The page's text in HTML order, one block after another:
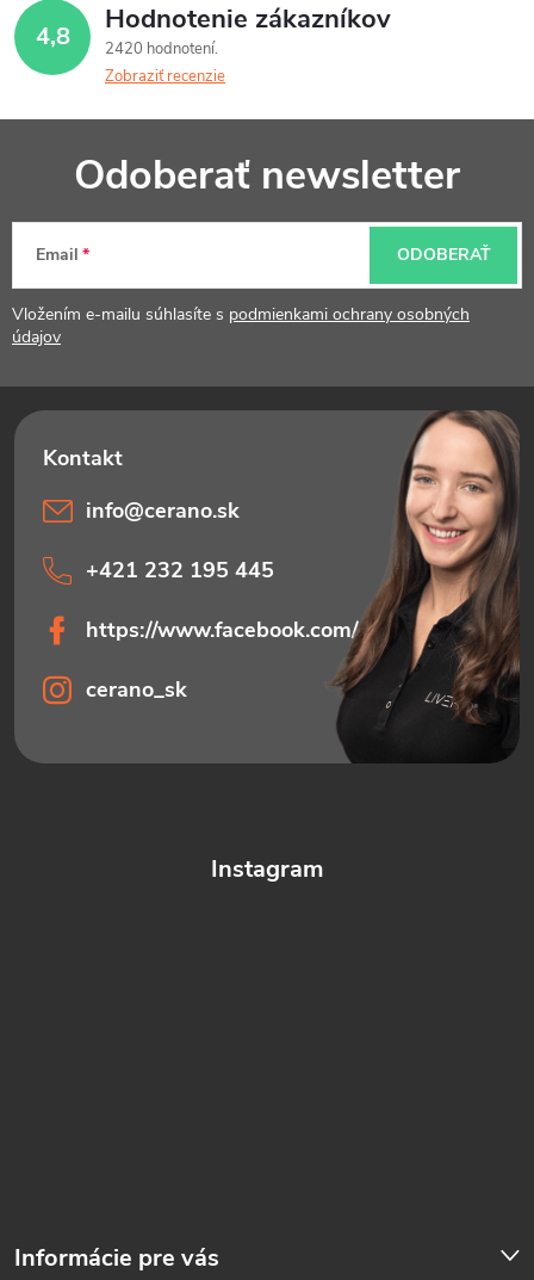
4,8 Hodnotenie zákazníkov
2420 hodnotení
Zobraziť recenzie
p
ä
i
e
Odoberať newsletter
Email
Vložením e-mailu súhlasíte s podmienkami ochrany osobných
údajov
ODOBERAŤ
Instagram
Informácie pre vás
info@cerano.sk
+421 232 195 445
https://www.facebook.com/ceranosk
cerano_sk